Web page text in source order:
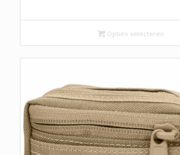
Opties selecteren